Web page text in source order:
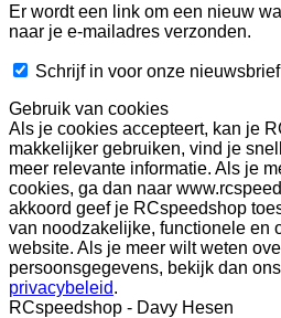
Er wordt een link om een nieuw
naar je e-mailadres verzonden.
Schrijf in voor onze nieuwsbrief
Gebruik van cookies
Als je cookies accepteert, kan je
makkelijker gebruiken, vind je
meer relevante informatie. Als je
cookies, ga dan naar
akkoord geef je RCspeedshop
van noodzakelijke, functionele en
website. Als je meer wilt weten
persoonsgegevens, bekijk dan
privacybeleid.
RCspeedshop - Davy Hesen